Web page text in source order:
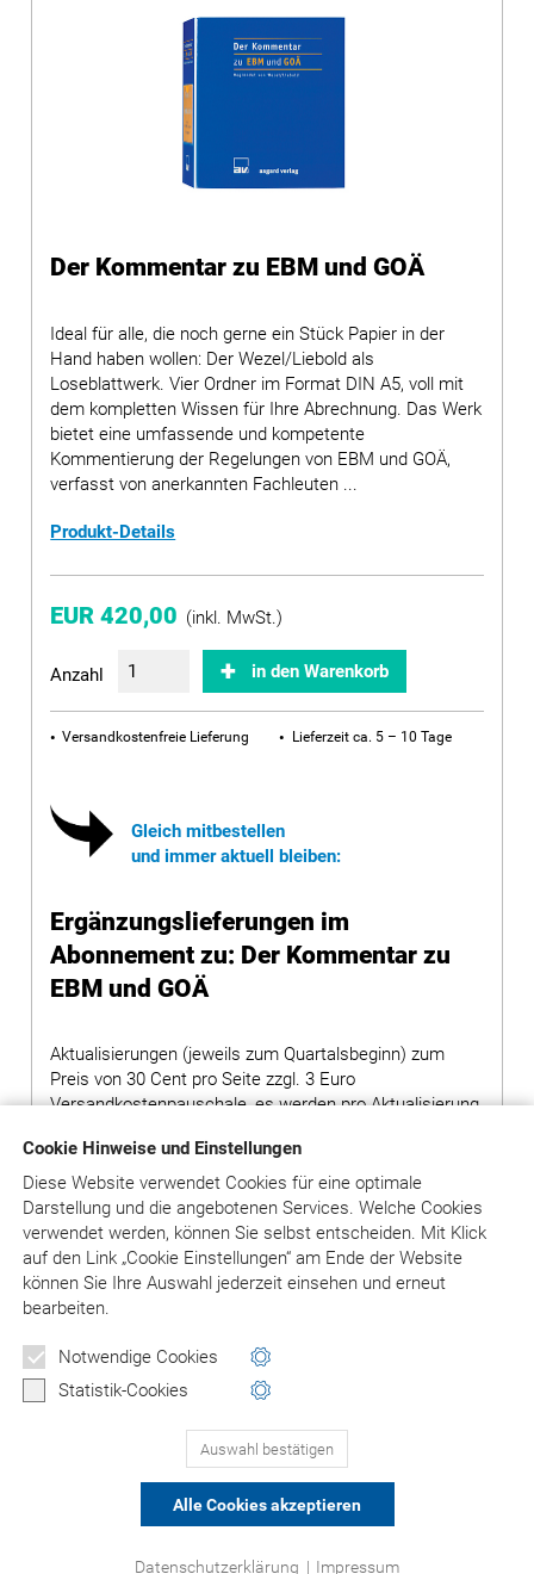
Cookie Hinweise und Einstellungen
Diese Website verwendet Cookies für eine optimale
Darstellung und die angebotenen Services. Welche Cookies
verwendet werden, können Sie selbst entscheiden. Mit Klick
aufden Link „Cookie Einstellungen“ am Ende der Website
können Sie Ihre Auswahl jederzeit einsehen und erneut
bearbeiten.
Notwendige Cookies
Statistik-Cookies
Auswahl bestätigen
Alle Cookies akzeptieren
Datenschutzerklärung | Impressum
Der Kommentar zu EBM und GOÄ
Ideal für alle, die noch gerne ein Stück Papier in der
Hand haben wollen: Der Wezel/Liebold als
Loseblattwerk. Vier Ordner im Format DIN A5, voll mit
dem kompletten Wissen für Ihre Abrechnung. Das Werk
bietet eine umfassende und kompetente
Kommentierung der Regelungen von EBM und GOÄ,
verfasst von anerkannten Fachleuten ...
Produkt-Details
EUR 420,00 (inkl. MwSt.)
Anzahl in den Warenkorb
Versandkostenfreie Lieferung Lieferzeit ca. 5 – 10 Tage
Gleich mitbestellen
und immer aktuell bleiben:
Ergänzungslieferungen im
Abonnement zu: Der Kommentar zu
EBM und GOÄ
Aktualisierungen (jeweils zum Quartalsbeginn) zum
Preis von 30 Cent pro Seite zzgl. 3 Euro
Versandkostenpauschale, es werden pro Aktualisierung
Hinweis: Bei Bestellung von Grundwerken ohne
Ergänzungslieferungen wird ein Aufschlag von 80,00
Euro auf den Preis des Grundwerks erhoben.
in den Warenkorb
PRODUKTE 1-3(VON 3)